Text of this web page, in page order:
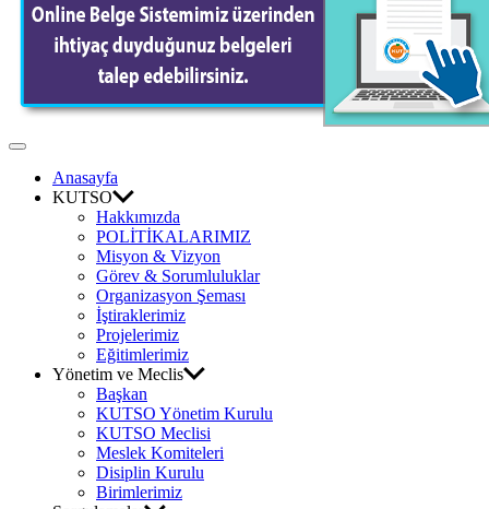
Odası
Off
CanvasAnasayfa
KUTSO
Hakkımızda
POLİTİKALARIMIZ
Misyon & Vizyon
Görev & Sorumluluklar
Organizasyon Şeması
İştiraklerimiz
Projelerimiz
Eğitimlerimiz
Yönetim ve Meclis
Başkan
KUTSO Yönetim Kurulu
KUTSO Meclisi
Meslek Komiteleri
Disiplin Kurulu
Birimlerimiz